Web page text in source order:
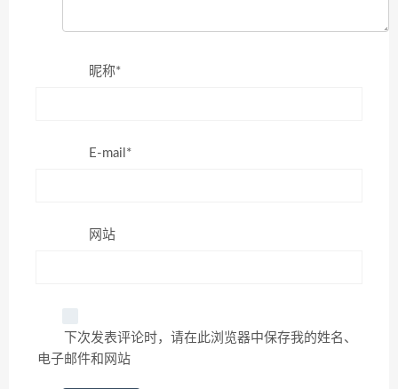
昵称*
E-mail*
网站
下次发表评论时，请在此浏览器中保存我的姓名、
电子邮件和网站